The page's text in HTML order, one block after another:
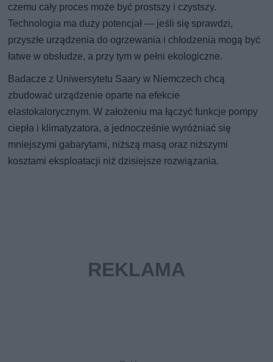
czemu cały proces może być prostszy i czystszy.
Technologia ma duży potencjał — jeśli się sprawdzi,
przyszłe urządzenia do ogrzewania i chłodzenia mogą być
łatwe w obsłudze, a przy tym w pełni ekologiczne.
Badacze z Uniwersytetu Saary w Niemczech chcą
zbudować urządzenie oparte na efekcie
elastokalorycznym. W założeniu ma łączyć funkcje pompy
ciepła i klimatyzatora, a jednocześnie wyróżniać się
mniejszymi gabarytami, niższą masą oraz niższymi
kosztami eksploatacji niż dzisiejsze rozwiązania.